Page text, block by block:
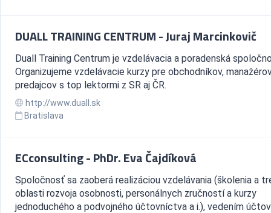
DUALL TRAINING CENTRUM - Juraj Marcinkovič
Duall Training Centrum je vzdelávacia a poradenská
Organizujeme vzdelávacie kurzy pre obchodníkov,
predajcov s top lektormi z SR aj ČR.
http://www.duall.sk
Bratislava
ECconsulting - PhDr. Eva Čajdíková
Spoločnosť sa zaoberá realizáciou vzdelávania (školenia a
oblasti rozvoja osobnosti, personálnych zručností a kurzy
jednoduchého a podvojného účtovníctva a i.), vedením